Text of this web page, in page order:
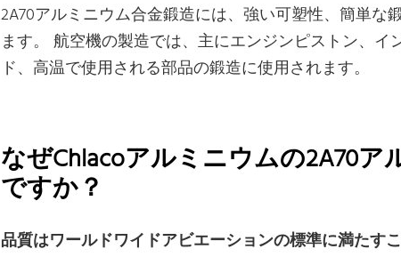
2A70アルミニウム合金鍛造には、強い可塑性、簡単
ます。 航空機の製造では、主にエンジンピストン、
ド、高温で使用される部品の鍛造に使用されます。
なぜChlacoアルミニウムの2A70
ですか？
品質はワールドワイドアビエーションの標準に満たす